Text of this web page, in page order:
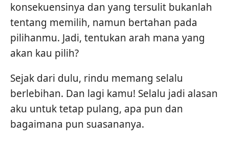
konsekuensinya dan yang tersulit bukanlah
tentang memilih, namun bertahan pada
pilihanmu. Jadi, tentukan arah mana yang
akan kau pilih?
Sejak dari dulu, rindu memang selalu
berlebihan. Dan lagi kamu! Selalu jadi alasan
aku untuk tetap pulang, apa pun dan
bagaimana pun suasananya.